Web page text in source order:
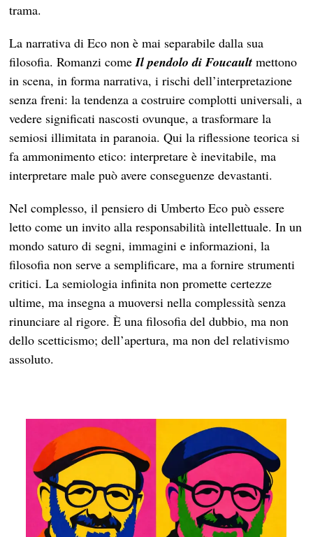
trama.
La narrativa di Eco non è mai separabile dalla sua
filosofia. Romanzi comeIl pendolo di Foucault mettono
in scena, in forma narrativa, i rischi dell’interpretazione
senza freni: la tendenza a costruire complotti universali, a
vedere significati nascosti ovunque, a trasformare la
semiosi illimitata in paranoia. Qui la riflessione teorica si
fa ammonimento etico: interpretare è inevitabile, ma
interpretare male può avere conseguenze devastanti.
Nel complesso, il pensiero di Umberto Eco può essere
letto come un invito alla responsabilità intellettuale. In un
mondo saturo di segni, immagini e informazioni, la
filosofia non serve a semplificare, ma a fornire strumenti
critici. La semiologia infinita non promette certezze
ultime, ma insegna a muoversi nella complessità senza
rinunciare al rigore. È una filosofia del dubbio, ma non
dello scetticismo; dell’apertura, ma non del relativismo
assoluto.